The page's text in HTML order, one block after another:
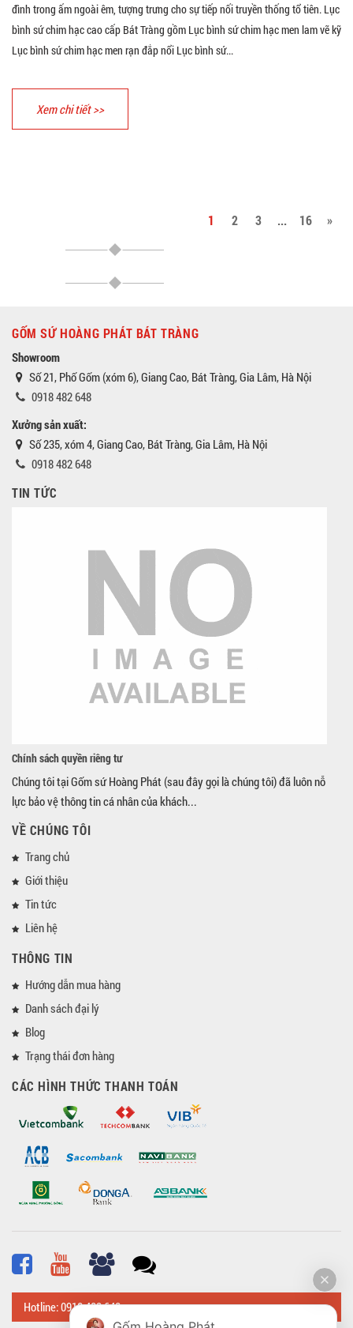
đình trong ấm ngoài êm, tượng trưng cho sự tiếp nối truyền thống tổ tiên. Lục
bình sứ chim hạc cao cấp Bát Tràng gồm Lục bình sứ chim hạc men lam vẽ kỹ
Lục bình sứ chim hạc men rạn đắp nổi Lục bình sứ...
Xem chi tiết >>
1 2 3 ... 16 »
GỐM SỨ HOÀNG PHÁT BÁT TRÀNG
Showroom
Số 21, Phố Gốm (xóm 6), Giang Cao, Bát Tràng, Gia Lâm, Hà Nội
0918 482 648
Xưởng sản xuất:
Số 235, xóm 4, Giang Cao, Bát Tràng, Gia Lâm, Hà Nội
0918 482 648
TIN TỨC
Chính sách quyền riêng tư
Chúng tôi tại Gốm sứ Hoàng Phát (sau đây gọi là chúng tôi) đã luôn nỗ
lực bảo vệ thông tin cá nhân của khách...
VỀ CHÚNG TÔI
Trang chủ
Giới thiệu
Tin tức
Liên hệ
THÔNG TIN
Hướng dẫn mua hàng
Danh sách đại lý
Blog
Trạng thái đơn hàng
CÁC HÌNH THỨC THANH TOÁN
Hotline: 0918 482 648